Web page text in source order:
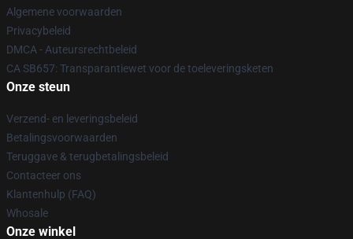
Algemene voorwaarden
Privacybeleid
DMCA - Auteursrechtbeleid
CA SB657: Transparantiewet voor de toeleveringsketen
Onze steun
Verzend- en leveringsbeleid
Betalingsvoorwaarden
Teruggave & terugbetalingsbeleid
Contacteer ons
Klantenhulp (FAQ)
Whosale
Onze winkel